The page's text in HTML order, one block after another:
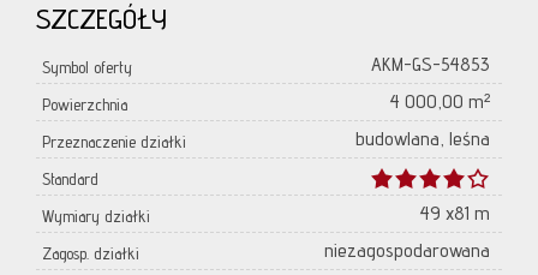
SZCZEGÓŁY
Symbol oferty AKM-GS-54853
Powierzchnia 4 000,00 m²
Przeznaczenie działki budowlana, leśna
Standard
Wymiary działki
49 x81 m
Zagosp. działki niezagospodarowana